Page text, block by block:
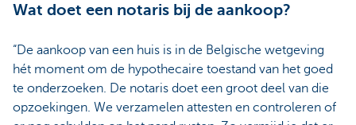
Wat doet een notaris bij de aankoop?
“De aankoop van een huis is in de Belgische wetgeving
hét moment om de hypothecaire toestand van het goed
te onderzoeken. De notaris doet een groot deel van die
opzoekingen. We verzamelen attesten en controleren of